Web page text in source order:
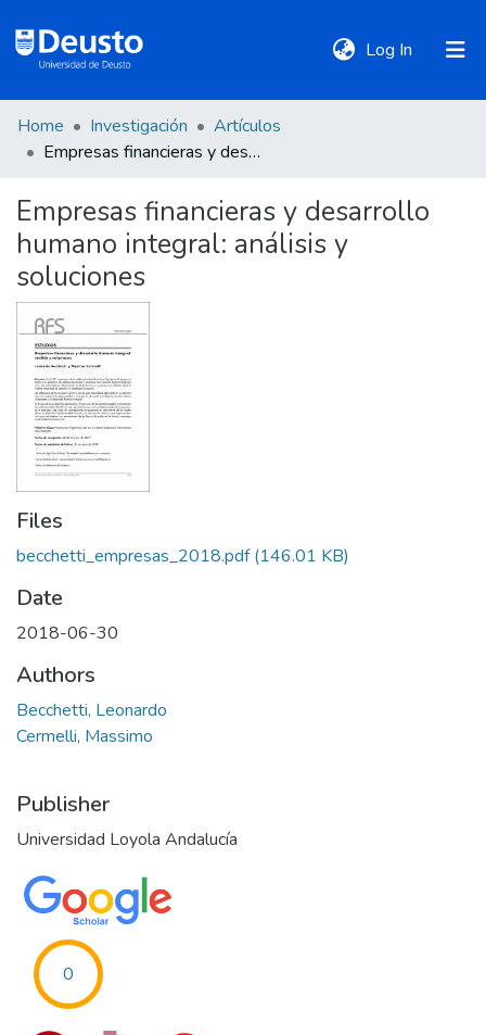
Log In (current)
DeustoTeka
Communities
&
Collections
All of DSpace
Statistics
Policies
Home Investigación
Artículos
Empresas financieras y desarrollo humano integral: análisis y soluciones
Empresas financieras y desarrollo
humano integral: análisis y
soluciones
Files
becchetti_empresas_2018.pdf(146.01 KB)
Date
2018-06-30
Authors
Becchetti, Leonardo
Cermelli, Massimo
Publisher
Universidad Loyola Andalucía
0